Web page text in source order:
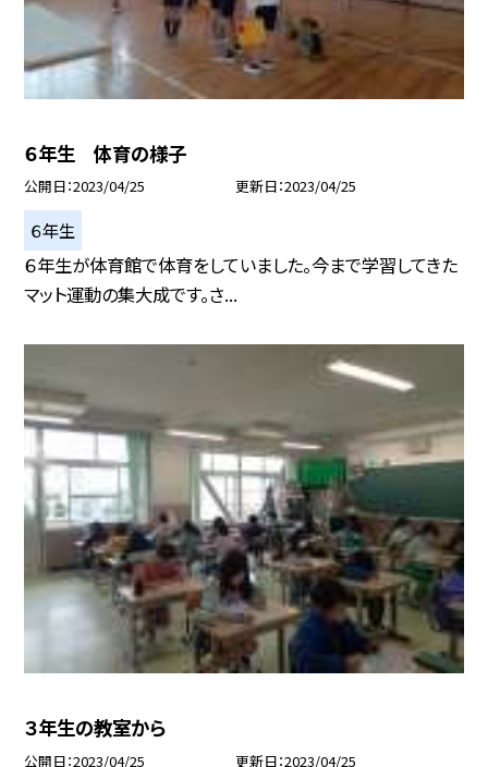
６年生 体育の様子
公開日 2023/04/25 更新日 2023/04/25
６年生
６年生が体育館で体育をしていました。今まで学習してきた
マット運動の集大成です。さ...
３年生の教室から
公開日 2023/04/25 更新日 2023/04/25